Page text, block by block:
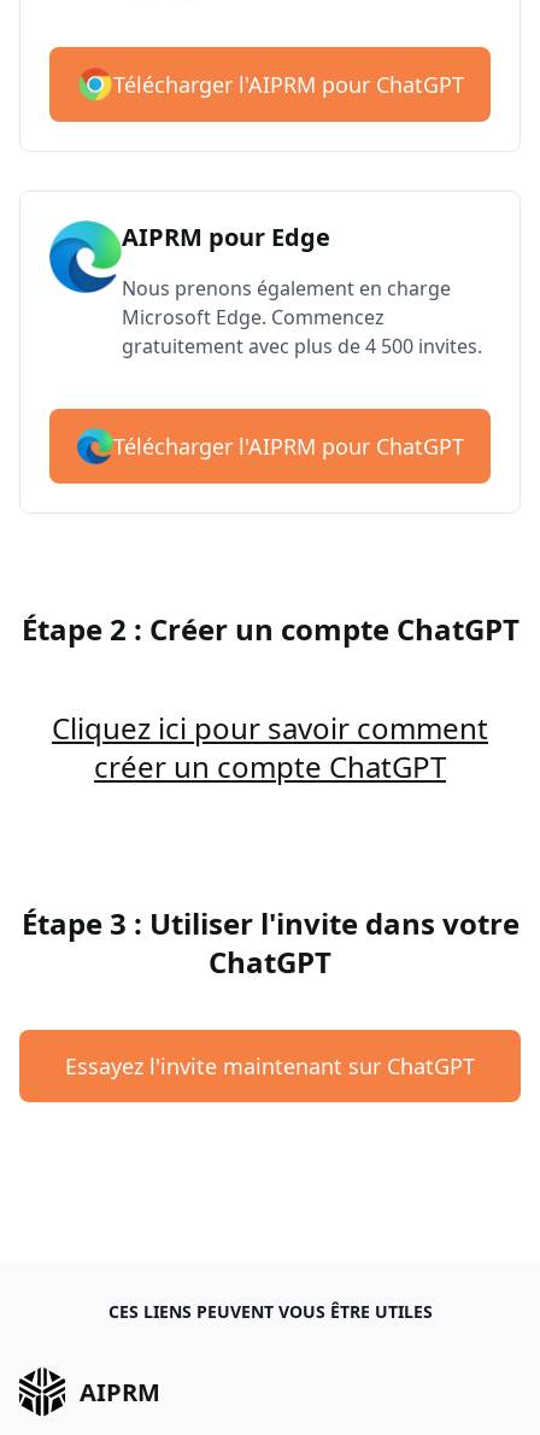
Télécharger l'AIPRM pour ChatGPT
AIPRM pour Edge
Nous prenons également en charge
Microsoft Edge. Commencez
gratuitement avec plus de 4 500 invites.
Télécharger l'AIPRM pour ChatGPT
Étape 2 : Créer un compte ChatGPT
Cliquez ici pour savoir comment
créer un compte ChatGPT
Étape 3 : Utiliser l'invite dans votre
ChatGPT
Essayez l'invite maintenant sur ChatGPT
CES LIENS PEUVENT VOUS ÊTRE UTILES
AIPRM